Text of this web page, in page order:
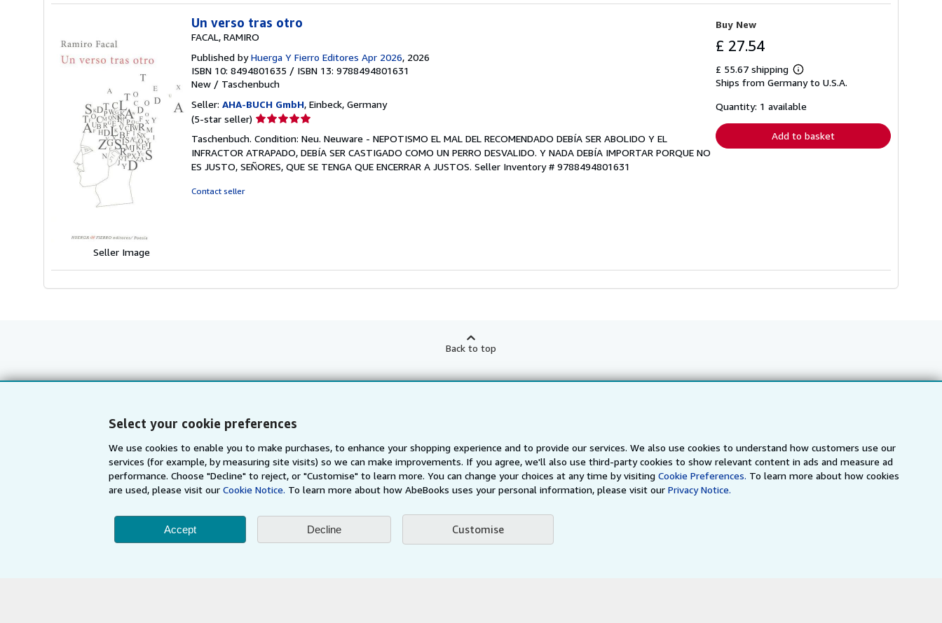
Select your cookie preferences
We use cookies to enable you to make purchases, to enhance your shopping experience and to provide our services. We also use cookies to understand how customers use our
services (for example, by measuring site visits) so we can make improvements. If you agree, we'll also use third-party cookies to show relevant content in ads and measure ad
performance. Choose "Decline" to reject, or "Customise" to learn more. You can change your choices at any time by visitingCookie Preferences. To learn more about how cookies
are used, please visit our Cookie Notice. To learn more about how AbeBooks uses your personal information, please visit ourPrivacy Notice.
Accept Decline Customise
stars
Seller Image
Un verso tras otro
FACAL, RAMIRO
Published byHuerga Y Fierro Editores Apr 2026, 2026
ISBN 10: 8494801635 / ISBN 13: 9788494801631
New / Taschenbuch
Seller: AHA-BUCH GmbH, Einbeck, Germany
(5-star seller) Seller
5
out
of
Taschenbuch. Condition: Neu. Neuware - NEPOTISMO EL MAL DEL RECOMENDADO DEBÍA SER ABOLIDO Y EL
INFRACTOR ATRAPADO, DEBÍA SER CASTIGADO COMO UN PERRO DESVALIDO. Y NADA DEBÍA IMPORTAR PORQUE NO
ES JUSTO, SEÑORES, QUE SE TENGA QUE ENCERRAR A JUSTOS. Seller Inventory # 9788494801631
Contact seller
Buy New
£ 27.54
£ 55.67 shipping
Learn
more
shipping
Ships from Germany to U.S.A.
Quantity: 1 available
Add to basket
Back to top
Shop With Us
Browse Collections
My Account
My Orders
View Basket
Sell With Us
Join Our Affiliate Programme
Book Buyback
Refer a seller
About Us
Careers
Privacy Policy
Cookie Preferences
Cookies Notice
Accessibility
Find Help Follow AbeBooks